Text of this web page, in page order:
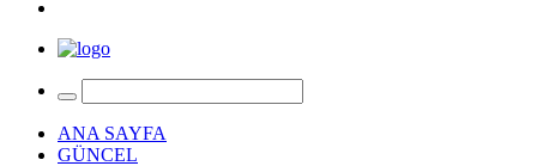
ANA SAYFA
GÜNCEL